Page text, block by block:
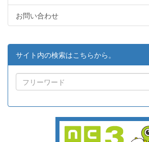
お問い合わせ
サイト内の検索はこちらから。